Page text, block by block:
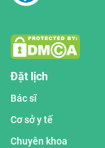
Đặt lịch
Bác sĩ
Cơ sở y tế
Chuyên khoa